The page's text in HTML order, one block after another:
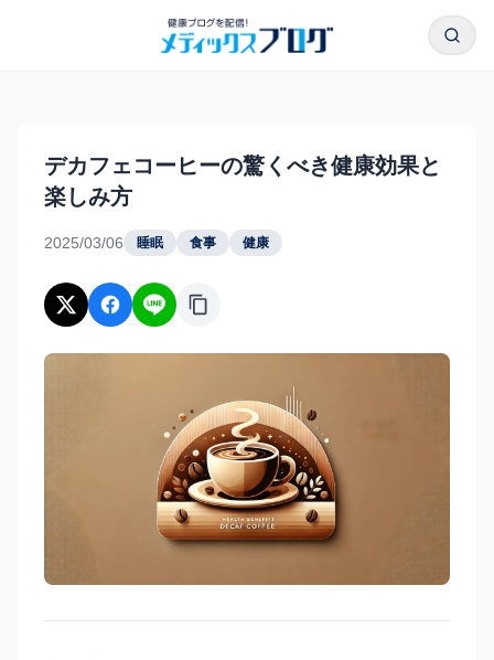
検索
デカフェコーヒーの驚くべき健康効果と
楽しみ方
2025/03/06 睡眠 食事 健康